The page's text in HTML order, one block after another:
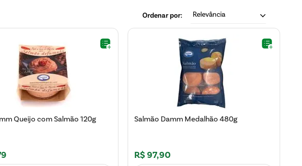
Relevância
Queijo com Salmão 120g Salmão Damm Medalhão 480g
R$97,90